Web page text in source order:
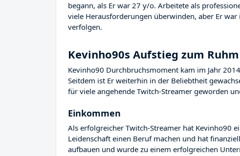
begann, als Er war 27 y/o. Arbeitete als
viele Herausforderungen überwinden, aber Er
verfolgen.
Kevinho90s Aufstieg zum Ruhm
Kevinho90 Durchbruchsmoment kam im Jahr
Seitdem ist Er weiterhin in der Beliebtheit
für viele angehende Twitch-Streamer geworden
Einkommen
Als erfolgreicher Twitch-Streamer hat Kevinho90
Leidenschaft einen Beruf machen und hat
aufbauen und wurde zu einem erfolgreichen